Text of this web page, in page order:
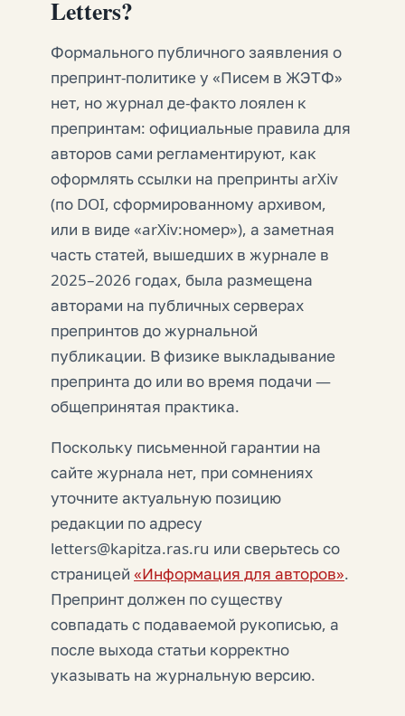
Letters?
Формального публичного заявления о
препринт-политике у «Писем в ЖЭТФ»
нет, но журнал де-факто лоялен к
препринтам: официальные правила для
авторов сами регламентируют, как
оформлять ссылки на препринты arXiv
(по DOI, сформированному архивом,
или в виде «arXiv:номер»), а заметная
часть статей, вышедших в журнале в
2025–2026 годах, была размещена
авторами на публичных серверах
препринтов до журнальной
публикации. В физике выкладывание
препринта до или во время подачи —
общепринятая практика.
Поскольку письменной гарантии на
сайте журнала нет, при сомнениях
уточните актуальную позицию
редакции по адресу
letters@kapitza.ras.ru или сверьтесь со
страницей «Информация для авторов».
Препринт должен по существу
совпадать с подаваемой рукописью, а
после выхода статьи корректно
указывать на журнальную версию.